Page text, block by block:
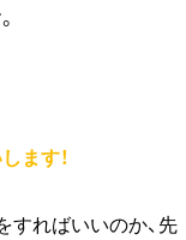
ます！
すればいいのか、先